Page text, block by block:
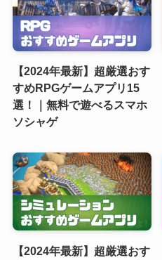
【2024年最新】超厳選おす
すめRPGゲームアプリ15
選！｜無料で遊べるスマホ
ソシャゲ
【2024年最新】超厳選おす